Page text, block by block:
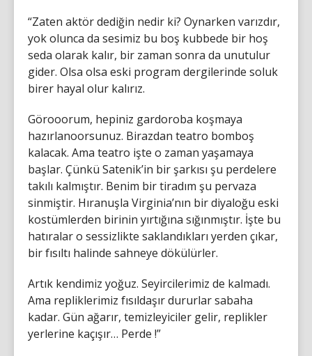
“Zaten aktör dediğin nedir ki? Oynarken varızdır,
yok olunca da sesimiz bu boş kubbede bir hoş
seda olarak kalır, bir zaman sonra da unutulur
gider. Olsa olsa eski program dergilerinde soluk
birer hayal olur kalırız.
Görooorum, hepiniz gardoroba koşmaya
hazırlanoorsunuz. Birazdan teatro bomboş
kalacak. Ama teatro işte o zaman yaşamaya
başlar. Çünkü Satenik’in bir şarkısı şu perdelere
takılı kalmıştır. Benim bir tiradım şu pervaza
sinmiştir. Hıranuşla Virginia’nın bir diyaloğu eski
kostümlerden birinin yırtığına sığınmıştır. İşte bu
hatıralar o sessizlikte saklandıkları yerden çıkar,
bir fısıltı halinde sahneye dökülürler.
Artık kendimiz yoğuz. Seyircilerimiz de kalmadı.
Ama repliklerimiz fısıldaşır dururlar sabaha
kadar. Gün ağarır, temizleyiciler gelir, replikler
yerlerine kaçışır… Perde !”